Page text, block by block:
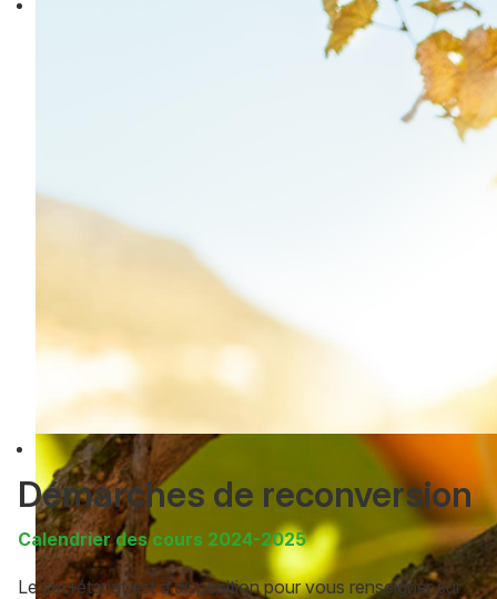
Démarches de reconversion
Calendrier des cours 2024-2025
Le secrétariat est à disposition pour vous renseigner sur